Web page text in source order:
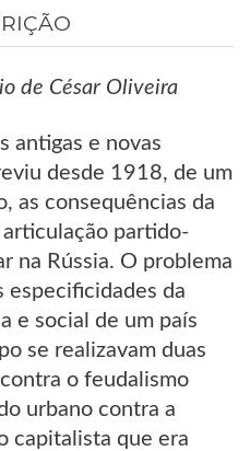
de César Oliveira
antigas e novas
desde 1918, de um
as consequências da
partido-
na Rússia. O problema
especificidades da
e social de um país
se realizavam duas
o feudalismo
urbano contra a
capitalista que era